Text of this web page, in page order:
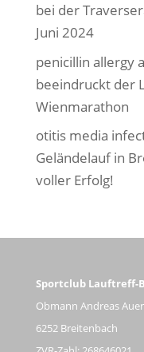
bei der
Juni 2024
penicillin allergy
beeindruckt der
Wienmarathon
otitis media
Geländelauf in
voller Erfolg!
Sportclub Lauftreff-
Obmann Andreas Auer
6252 Breitenbach